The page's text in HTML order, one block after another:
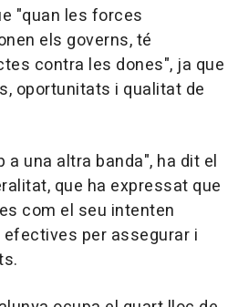
"quan les forces
els governs, té
contra les dones", ja que
oportunitats i qualitat de
a una altra banda", ha dit el
que ha expressat que
com el seu intenten
per assegurar i